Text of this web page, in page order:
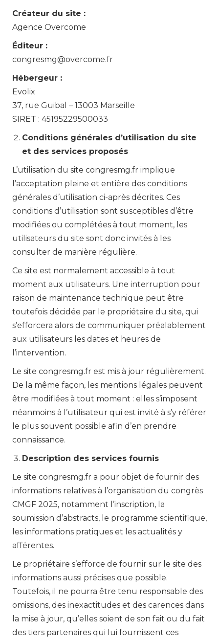
Créateur du site :
Agence Overcome
Éditeur :
congresmg@overcome.fr
Hébergeur :
Evolix
37, rue Guibal – 13003 Marseille
SIRET : 45195229500033
Conditions générales d’utilisation du site
et des services proposés
L’utilisation du site congresmg.fr implique
l’acceptation pleine et entière des conditions
générales d’utilisation ci-après décrites. Ces
conditions d’utilisation sont susceptibles d’être
modifiées ou complétées à tout moment, les
utilisateurs du site sont donc invités à les
consulter de manière régulière.
Ce site est normalement accessible à tout
moment aux utilisateurs. Une interruption pour
raison de maintenance technique peut être
toutefois décidée par le propriétaire du site, qui
s’efforcera alors de communiquer préalablement
aux utilisateurs les dates et heures de
l’intervention.
Le site congresmg.fr est mis à jour régulièrement.
De la même façon, les mentions légales peuvent
être modifiées à tout moment : elles s’imposent
néanmoins à l’utilisateur qui est invité à s’y référer
le plus souvent possible afin d’en prendre
connaissance.
Description des services fournis
Le site congresmg.fr a pour objet de fournir des
informations relatives à l’organisation du congrès
CMGF 2025, notamment l’inscription, la
soumission d’abstracts, le programme scientifique,
les informations pratiques et les actualités y
afférentes.
Le propriétaire s’efforce de fournir sur le site des
informations aussi précises que possible.
Toutefois, il ne pourra être tenu responsable des
omissions, des inexactitudes et des carences dans
la mise à jour, qu’elles soient de son fait ou du fait
des tiers partenaires qui lui fournissent ces